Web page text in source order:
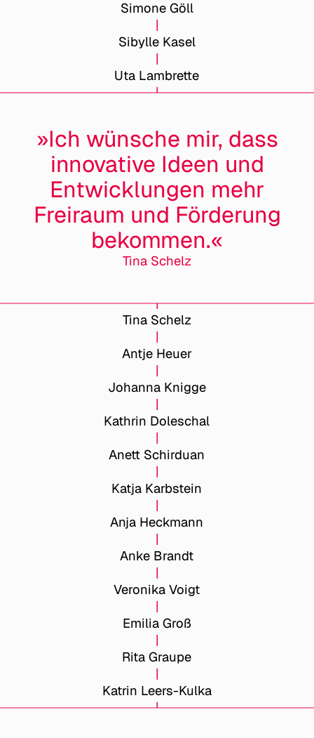
Simone Göll
Sibylle Kasel
Uta Lambrette
»Ich wünsche mir, dass
innovative Ideen und
Entwicklungen mehr
Freiraum und Förderung
bekommen.«
Tina Schelz
Tina Schelz
Antje Heuer
Johanna Knigge
Kathrin Doleschal
Anett Schirduan
Katja Karbstein
Anja Heckmann
Anke Brandt
Veronika Voigt
Emilia Groß
Rita Graupe
Katrin Leers-Kulka